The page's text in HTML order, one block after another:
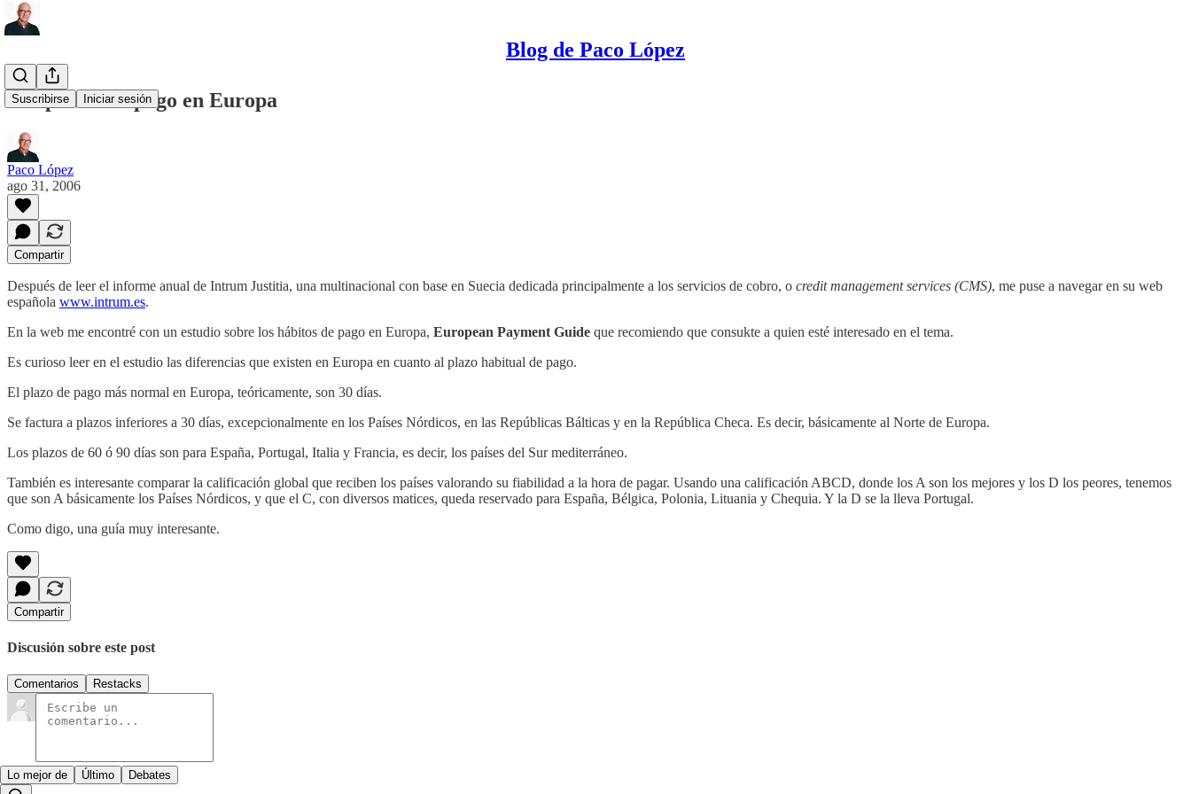
Blog de Paco López
Suscribirse Iniciar sesión
Los plazos de pago en Europa
Paco López
ago 31, 2006
Compartir
Después de leer el informe anual de Intrum Justitia, una multinacional con base en Suecia dedicada principalmente a los servicios de cobro, o credit management services (CMS), me puse a navegar en su web
española www.intrum.es.
En la web me encontré con un estudio sobre los hábitos de pago en Europa, European Payment Guide que recomiendo que consukte a quien esté interesado en el tema.
Es curioso leer en el estudio las diferencias que existen en Europa en cuanto al plazo habitual de pago.
El plazo de pago más normal en Europa, teóricamente, son 30 días.
Se factura a plazos inferiores a 30 días, excepcionalmente en los Países Nórdicos, en las Repúblicas Bálticas y en la República Checa. Es decir, básicamente al Norte de Europa.
Los plazos de 60 ó 90 días son para España, Portugal, Italia y Francia, es decir, los países del Sur mediterráneo.
También es interesante comparar la calificación global que reciben los países valorando su fiabilidad a la hora de pagar. Usando una calificación ABCD, donde los A son los mejores y los D los peores, tenemos
que son A básicamente los Países Nórdicos, y que el C, con diversos matices, queda reservado para España, Bélgica, Polonia, Lituania y Chequia. Y la D se la lleva Portugal.
Como digo, una guía muy interesante.
Compartir
Discusión sobre este post
Comentarios Restacks
Lo mejor de Último Debates